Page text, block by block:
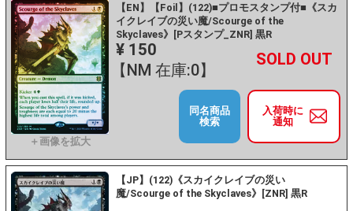
【EN】【Foil】(122)■プロモスタンプ付■《スカ
イクレイブの災い魔/Scourge of the
Skyclaves》[Pスタンプ_ZNR] 黒R
¥ 150
【NM 在庫:0】
－ +
入荷時に
通知
同名商品
検索
【JP】(122)《スカイクレイブの災い
魔/Scourge of the Skyclaves》[ZNR] 黒R